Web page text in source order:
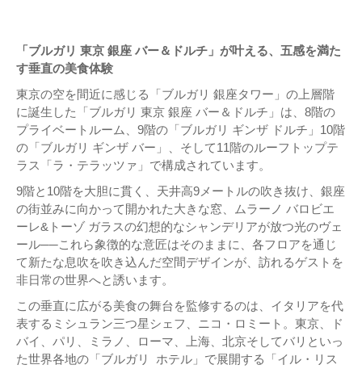
「ブルガリ 東京 銀座 バー＆ドルチ」が叶える、五感を満た
す垂直の美食体験
東京の空を間近に感じる「ブルガリ 銀座タワー」の上層階
に誕生した「ブルガリ 東京 銀座 バー＆ドルチ」は、8階の
プライベートルーム、9階の「ブルガリ ギンザ ドルチ」10階
の「ブルガリ ギンザ バー」、そして11階のルーフトップテ
ラス「ラ・テラッツァ」で構成されています。
9階と10階を大胆に貫く、天井高9メートルの吹き抜け、銀座
の街並みに向かって開かれた大きな窓、ムラーノ バロビエ
ーレ&トーゾ ガラスの幻想的なシャンデリアが放つ光のヴェ
ール──これら象徴的な意匠はそのままに、各フロアを通じ
て新たな息吹を吹き込んだ空間デザインが、訪れるゲストを
非日常の世界へと誘います。
この垂直に広がる美食の舞台を監修するのは、イタリアを代
表するミシュラン三つ星シェフ、ニコ・ロミート。東京、ド
バイ、パリ、ミラノ、ローマ、上海、北京そしてバリといっ
た世界各地の「ブルガリ ホテル」で展開する「イル・リス